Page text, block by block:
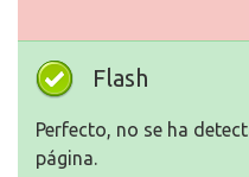
Flash
Perfecto, no se ha
página.